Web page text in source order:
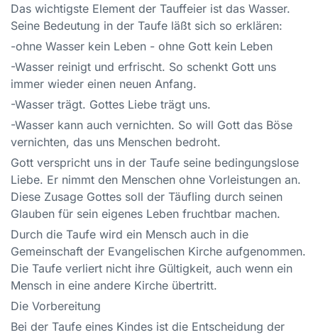
Das wichtigste Element der Tauffeier ist das Wasser.
Seine Bedeutung in der Taufe läßt sich so erklären:
-ohne Wasser kein Leben - ohne Gott kein Leben
-Wasser reinigt und erfrischt. So schenkt Gott uns
immer wieder einen neuen Anfang.
-Wasser trägt. Gottes Liebe trägt uns.
-Wasser kann auch vernichten. So will Gott das Böse
vernichten, das uns Menschen bedroht.
Gott verspricht uns in der Taufe seine bedingungslose
Liebe. Er nimmt den Menschen ohne Vorleistungen an.
Diese Zusage Gottes soll der Täufling durch seinen
Glauben für sein eigenes Leben fruchtbar machen.
Durch die Taufe wird ein Mensch auch in die
Gemeinschaft der Evangelischen Kirche aufgenommen.
Die Taufe verliert nicht ihre Gültigkeit, auch wenn ein
Mensch in eine andere Kirche übertritt.
Die Vorbereitung
Bei der Taufe eines Kindes ist die Entscheidung der